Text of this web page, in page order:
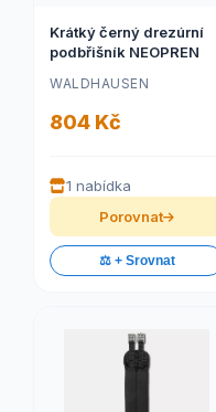
Krátký černý drezúrní
podbřišník NEOPREN
WALDHAUSEN
804 Kč
1 nabídka
Porovnat
⚖️ + Srovnat